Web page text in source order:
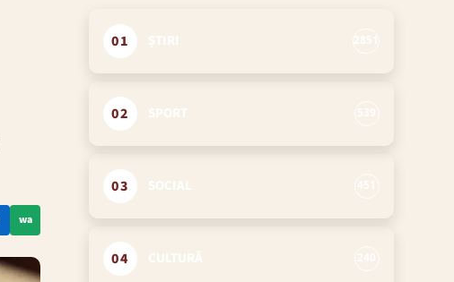
wa
01
02
03
04